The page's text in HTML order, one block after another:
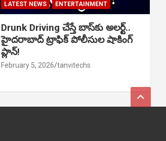
LATEST NEWS ENTERTAINMENT
Drunk Driving చేస్తే బాస్‌కు అలర్ట్..
హైదరాబాద్ ట్రాఫిక్ పోలీసుల షాకింగ్
ప్లాన్!
February 5, 2026 tanvitechs